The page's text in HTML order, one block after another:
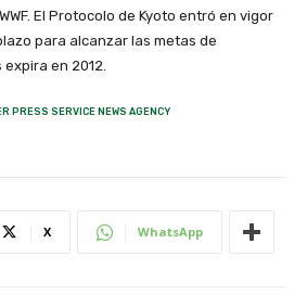
El Protocolo de Kyoto entró en vigor
para alcanzar las metas de
en 2012.
PRESS SERVICE NEWS AGENCY
X WhatsApp